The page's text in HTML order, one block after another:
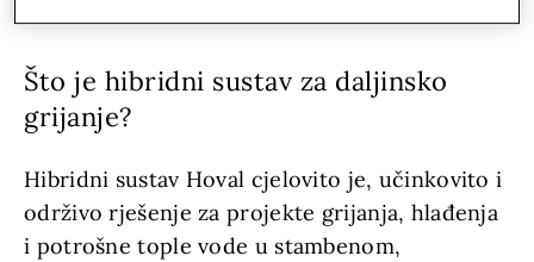
Što je hibridni sustav za daljinsko
grijanje?
Hibridni sustav Hoval cjelovito je, učinkovito i
održivo rješenje za projekte grijanja, hlađenja
i potrošne tople vode u stambenom,